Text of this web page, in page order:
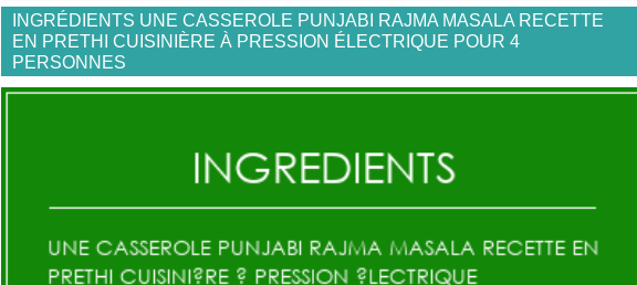
INGRÉDIENTS UNE CASSEROLE PUNJABI RAJMA MASALA RECETTE
EN PRETHI CUISINIÈRE À PRESSION ÉLECTRIQUE POUR 4
PERSONNES